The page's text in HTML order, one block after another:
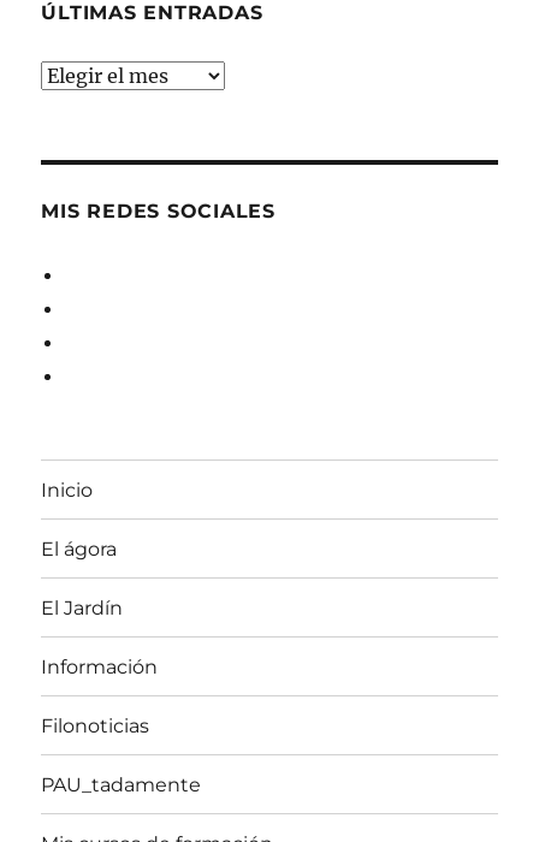
ÚLTIMAS ENTRADAS
Últimas
MIS REDES SOCIALES
Inicio
El ágora
El Jardín
Información
Filonoticias
PAU_tadamente